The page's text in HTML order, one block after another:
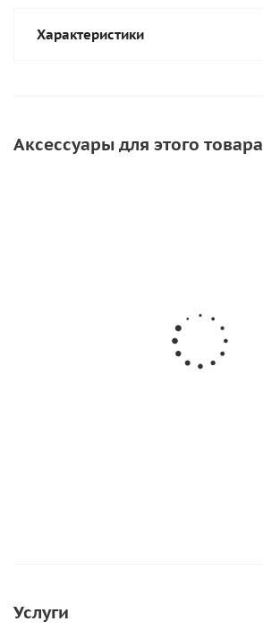
Характеристики
Аксессуары для этого товара
Инструмент для прикатки ткани ПВХ
Услуги